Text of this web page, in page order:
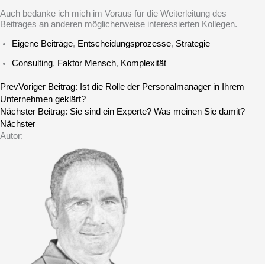
Auch bedanke ich mich im Voraus für die Weiterleitung des
Beitrages an anderen möglicherweise interessierten Kollegen.
Eigene Beiträge, Entscheidungsprozesse, Strategie
Consulting, Faktor Mensch, Komplexität
PrevVoriger Beitrag: Ist die Rolle der Personalmanager in Ihrem
Unternehmen geklärt?
Nächster Beitrag: Sie sind ein Experte? Was meinen Sie damit?
Nächster
Autor: